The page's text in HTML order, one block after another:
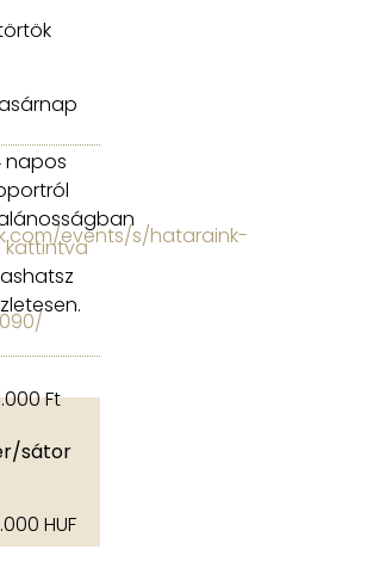
events/s/hataraink-
napos
kattintva
sátor
Ft
HUF